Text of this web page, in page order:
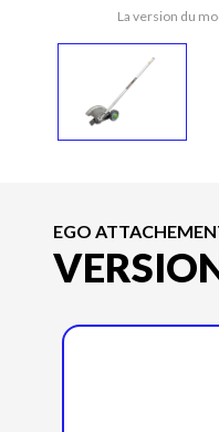
La version du
EGO